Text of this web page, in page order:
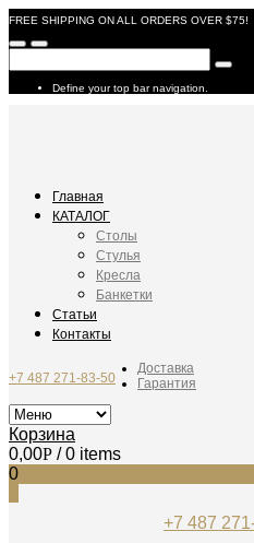
FREE SHIPPING ON ALL ORDERS OVER $75!
Define your top bar navigation.
Главная
КАТАЛОГ
Столы
Стулья
Кресла
Банкетки
Статьи
Контакты
+7 487 271-83-50
Доставка
Гарантия
Корзина
0,00Р / 0 items
0
+7 487